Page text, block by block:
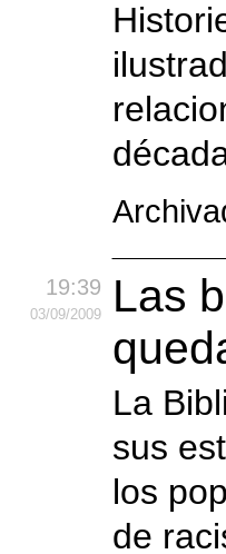
19:39
03/09/2009
Las
La
sus
los
de